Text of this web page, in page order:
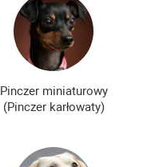
Pinczer miniaturowy
(Pinczer karłowaty)